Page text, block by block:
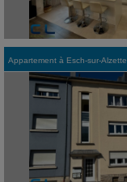
Appartement à Esch-sur-Alzette